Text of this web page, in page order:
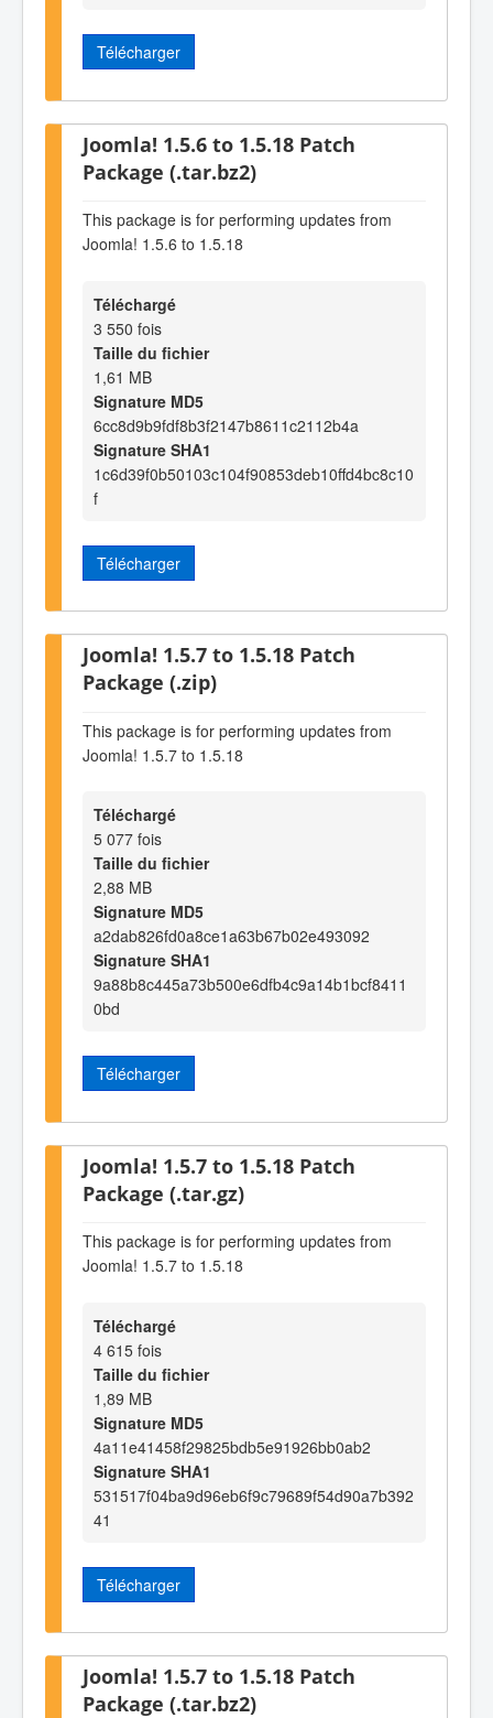
Télécharger
Joomla! 1.5.6 to 1.5.18 Patch
Package (.tar.bz2)
This package is for performing updates from
Joomla! 1.5.6 to 1.5.18
Téléchargé
3 550 fois
Taille du fichier
1,61 MB
Signature MD5
6cc8d9b9fdf8b3f2147b8611c2112b4a
Signature SHA1
1c6d39f0b50103c104f90853deb10ffd4bc8c10
f
Télécharger
Joomla! 1.5.7 to 1.5.18 Patch
Package (.zip)
This package is for performing updates from
Joomla! 1.5.7 to 1.5.18
Téléchargé
5 077 fois
Taille du fichier
2,88 MB
Signature MD5
a2dab826fd0a8ce1a63b67b02e493092
Signature SHA1
9a88b8c445a73b500e6dfb4c9a14b1bcf8411
0bd
Télécharger
Joomla! 1.5.7 to 1.5.18 Patch
Package (.tar.gz)
This package is for performing updates from
Joomla! 1.5.7 to 1.5.18
Téléchargé
4 615 fois
Taille du fichier
1,89 MB
Signature MD5
4a11e41458f29825bdb5e91926bb0ab2
Signature SHA1
531517f04ba9d96eb6f9c79689f54d90a7b392
41
Télécharger
Joomla! 1.5.7 to 1.5.18 Patch
Package (.tar.bz2)